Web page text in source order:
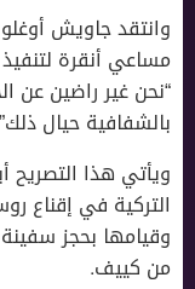
وانتقد جاويش
مساعي أنقرة
“نحن غير راضين عن
بالشفافية حيال
ويأتي هذا
التركية في إقناع
وقيامها بحجز
من كييف.